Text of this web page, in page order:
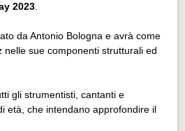
2023.
da Antonio Bologna e avrà come
nelle sue componenti strutturali ed
gli strumentisti, cantanti e
età, che intendano approfondire il